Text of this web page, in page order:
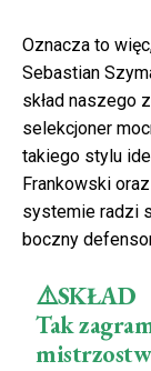
Oznacza to
Sebastian
skład naszego
selekcjoner
takiego stylu
Frankowski
systemie radzi
boczny
⚠️SKŁAD
Tak